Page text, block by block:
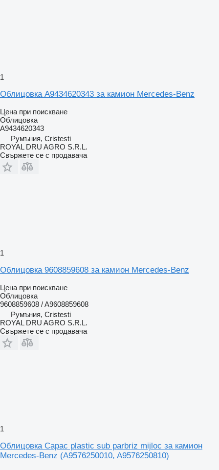
1
Облицовка A9434620343 за камион Mercedes-Benz
Цена при поискване
Облицовка
A9434620343
Румъния, Cristesti
ROYAL DRU AGRO S.R.L.
Свържете се с продавача
1
Облицовка 9608859608 за камион Mercedes-Benz
Цена при поискване
Облицовка
9608859608 / A9608859608
Румъния, Cristesti
ROYAL DRU AGRO S.R.L.
Свържете се с продавача
1
Облицовка Capac plastic sub parbriz mijloc за камион
Mercedes-Benz (A9576250010, A9576250810)